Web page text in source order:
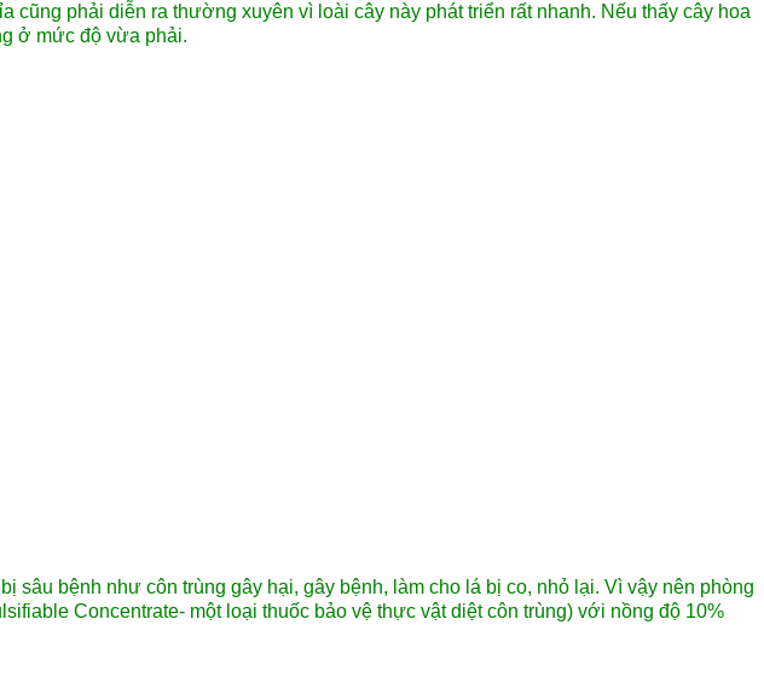
cũng phải diễn ra thường xuyên vì loài cây này phát triển rất nhanh. Nếu thấy cây hoa
ở mức độ vừa phải.
sâu bệnh như côn trùng gây hại, gây bệnh, làm cho lá bị co, nhỏ lại. Vì vậy nên phòng
Concentrate- một loại thuốc bảo vệ thực vật diệt côn trùng) với nồng độ 10%